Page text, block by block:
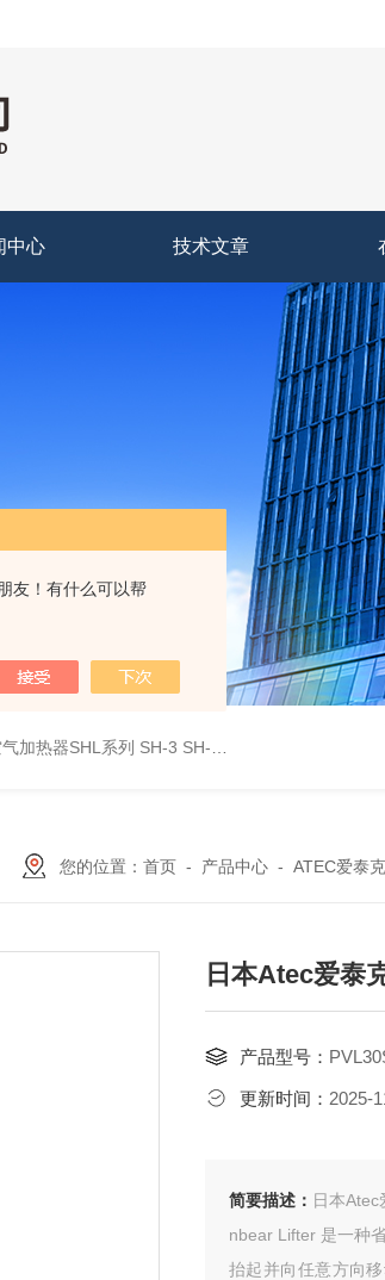
友！有什么可以帮
中心 技术文章
加热器SHL系列 SH-3 SH-4DAICO大浩研热水平热空气产生加热器SH系列
您的位置： 首页- 产品中心- ATEC爱泰克
日本Atec爱泰
产品型号：
更新时间： 2025-
简要描述： 日本
nbear Lifter 是一种
抬起并向任意方向